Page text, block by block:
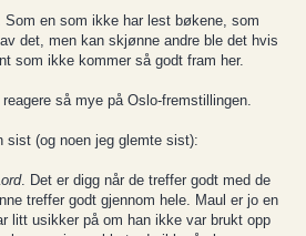
Som en som ikke har lest bøkene, som
det, men kan skjønne andre ble det hvis
som ikke kommer så godt fram her.
så mye på Oslo-fremstillingen.
sist (og noen jeg glemte sist):
. Det er digg når de treffer godt med de
treffer godt gjennom hele. Maul er jo en
litt usikker på om han ikke var brukt opp